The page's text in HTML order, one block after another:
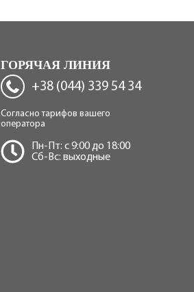
ГОРЯЧАЯ ЛИНИЯ
+38 (044) 339 54 34
Согласно тарифов вашего
оператора
Пн-Пт: c 9:00 до 18:00
Сб-Вс: выходные